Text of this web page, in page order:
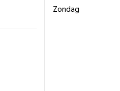
Zondag